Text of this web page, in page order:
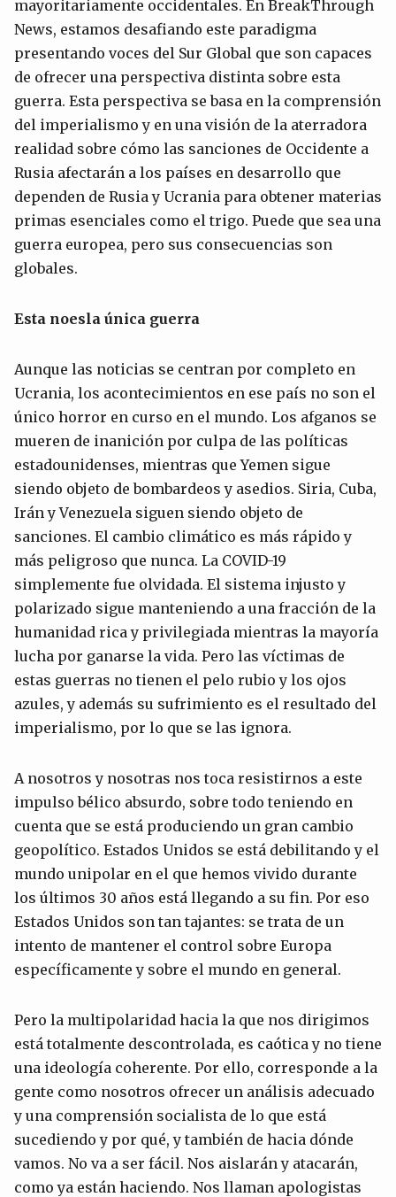
mayoritariamente occidentales. En BreakThrough
News, estamos desafiando este paradigma
presentando voces del Sur Global que son capaces
de ofrecer una perspectiva distinta sobre esta
guerra. Esta perspectiva se basa en la comprensión
del imperialismo y en una visión de la aterradora
realidad sobre cómo las sanciones de Occidente a
Rusia afectarán a los países en desarrollo que
dependen de Rusia y Ucrania para obtener materias
primas esenciales como el trigo. Puede que sea una
guerra europea, pero sus consecuencias son
globales.
Esta noesla única guerra
Aunque las noticias se centran por completo en
Ucrania, los acontecimientos en ese país no son el
único horror en curso en el mundo. Los afganos se
mueren de inanición por culpa de las políticas
estadounidenses, mientras que Yemen sigue
siendo objeto de bombardeos y asedios. Siria, Cuba,
Irán y Venezuela siguen siendo objeto de
sanciones. El cambio climático es más rápido y
más peligroso que nunca. La COVID-19
simplemente fue olvidada. El sistema injusto y
polarizado sigue manteniendo a una fracción de la
humanidad rica y privilegiada mientras la mayoría
lucha por ganarse la vida. Pero las víctimas de
estas guerras no tienen el pelo rubio y los ojos
azules, y además su sufrimiento es el resultado del
imperialismo, por lo que se las ignora.
A nosotros y nosotras nos toca resistirnos a este
impulso bélico absurdo, sobre todo teniendo en
cuenta que se está produciendo un gran cambio
geopolítico. Estados Unidos se está debilitando y el
mundo unipolar en el que hemos vivido durante
los últimos 30 años está llegando a su fin. Por eso
Estados Unidos son tan tajantes: se trata de un
intento de mantener el control sobre Europa
específicamente y sobre el mundo en general.
Pero la multipolaridad hacia la que nos dirigimos
está totalmente descontrolada, es caótica y no tiene
una ideología coherente. Por ello, corresponde a la
gente como nosotros ofrecer un análisis adecuado
y una comprensión socialista de lo que está
sucediendo y por qué, y también de hacia dónde
vamos. No va a ser fácil. Nos aislarán y atacarán,
como ya están haciendo. Nos llaman apologistas